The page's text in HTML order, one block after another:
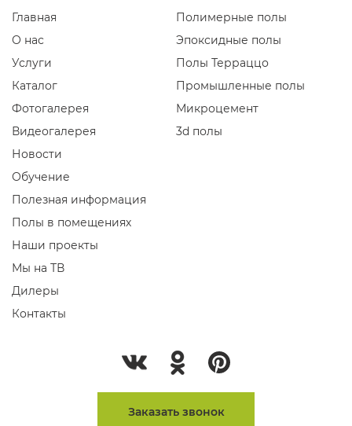
Главная
О нас
Услуги
Каталог
Фотогалерея
Видеогалерея
Новости
Обучение
Полезная информация
Полы в помещениях
Наши проекты
Мы на ТВ
Дилеры
Контакты
Полимерные полы
Эпоксидные полы
Полы Терраццо
Промышленные полы
Микроцемент
3d полы
Заказать звонок